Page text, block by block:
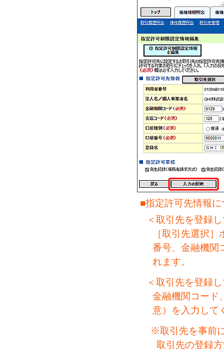
■指定許可先情報に
＜取引先を登録
［取引先選択
番号、金融機関
れます。
＜取引先を登録
金融機関コード
意）を入力して
※取引先を事前
取引先の登録